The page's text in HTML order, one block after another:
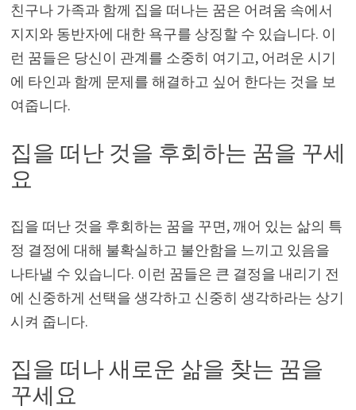
친구나 가족과 함께 집을 떠나는 꿈은 어려움 속에서
지지와 동반자에 대한 욕구를 상징할 수 있습니다. 이
런 꿈들은 당신이 관계를 소중히 여기고, 어려운 시기
에 타인과 함께 문제를 해결하고 싶어 한다는 것을 보
여줍니다.
집을 떠난 것을 후회하는 꿈을 꾸세
요
집을 떠난 것을 후회하는 꿈을 꾸면, 깨어 있는 삶의 특
정 결정에 대해 불확실하고 불안함을 느끼고 있음을
나타낼 수 있습니다. 이런 꿈들은 큰 결정을 내리기 전
에 신중하게 선택을 생각하고 신중히 생각하라는 상기
시켜 줍니다.
집을 떠나 새로운 삶을 찾는 꿈을
꾸세요